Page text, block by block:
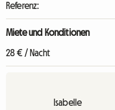
Referenz:
Miete und Konditionen
28 € / Nacht
Isabelle